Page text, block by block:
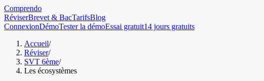
Comprendo
RéviserBrevet & BacTarifsBlog
ConnexionDémoTester la démoEssai gratuit14 jours gratuits
Accueil/
Réviser/
SVT 6ème/
Les écosystèmes